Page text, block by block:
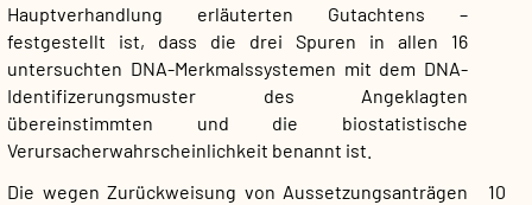
Hauptverhandlung erläuterten Gutachtens –
festgestellt ist, dass die drei Spuren in allen 16
untersuchten DNA-Merkmalssystemen mit dem DNA-
Identifizerungsmuster des Angeklagten
übereinstimmten und die biostatistische
Verursacherwahrscheinlichkeit benannt ist.
10
Die wegen Zurückweisung von Aussetzungsanträgen